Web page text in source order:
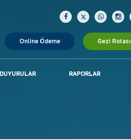
Online Ödeme Gezi Rotası
DUYURULAR RAPORLAR